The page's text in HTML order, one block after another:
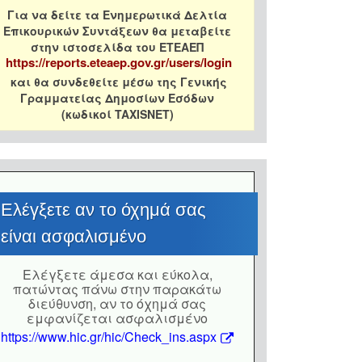
Για να δείτε τα Ενημερωτικά Δελτία
Επικουρικών Συντάξεων θα μεταβείτε
στην ιστοσελίδα του ΕΤΕΑΕΠ
https://reports.eteaep.gov.gr/users/login
και θα συνδεθείτε μέσω της Γενικής
Γραμματείας Δημοσίων Εσόδων
(κωδικοί TAXISNET)
Eλέγξετε αν το όχημά σας
είναι ασφαλισμένο
Eλέγξετε άμεσα και εύκολα,
πατώντας πάνω στην παρακάτω
διεύθυνση, αν το όχημά σας
εμφανίζεται ασφαλισμένο
https://www.hic.gr/hic/Check_ins.aspx